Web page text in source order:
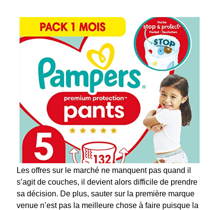
Les offres sur le marché ne manquent pas quand il
s’agit de couches, il devient alors difficile de prendre
sa décision. De plus, sauter sur la première marque
venue n’est pas la meilleure chose à faire puisque la